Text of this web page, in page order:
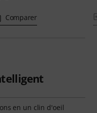
Comparer
en un clin d'oeil